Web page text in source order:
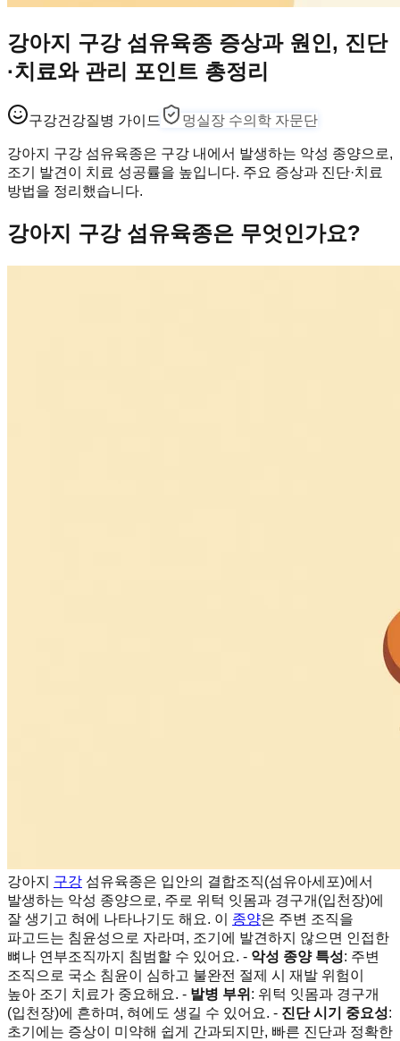
강아지 구강 섬유육종 증상과 원인, 진단
·치료와 관리 포인트 총정리
구강건강질병 가이드 멍실장 수의학 자문단
강아지 구강 섬유육종은 구강 내에서 발생하는 악성 종양으로,
조기 발견이 치료 성공률을 높입니다. 주요 증상과 진단·치료
방법을 정리했습니다.
강아지 구강 섬유육종은 무엇인가요?
강아지 구강 섬유육종은 입안의 결합조직(섬유아세포)에서
발생하는 악성 종양으로, 주로 위턱 잇몸과 경구개(입천장)에
잘 생기고 혀에 나타나기도 해요. 이 종양은 주변 조직을
파고드는 침윤성으로 자라며, 조기에 발견하지 않으면 인접한
뼈나 연부조직까지 침범할 수 있어요. - 악성 종양 특성: 주변
조직으로 국소 침윤이 심하고 불완전 절제 시 재발 위험이
높아 조기 치료가 중요해요. - 발병 부위 : 위턱 잇몸과 경구개
(입천장)에 흔하며, 혀에도 생길 수 있어요. - 진단 시기 중요성:
초기에는 증상이 미약해 쉽게 간과되지만, 빠른 진단과 정확한